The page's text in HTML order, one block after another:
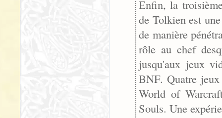
Enfin, la
de Tolkien est
de manière
rôle au chef
jusqu'aux jeux
BNF. Quatre
World of
Souls. Une